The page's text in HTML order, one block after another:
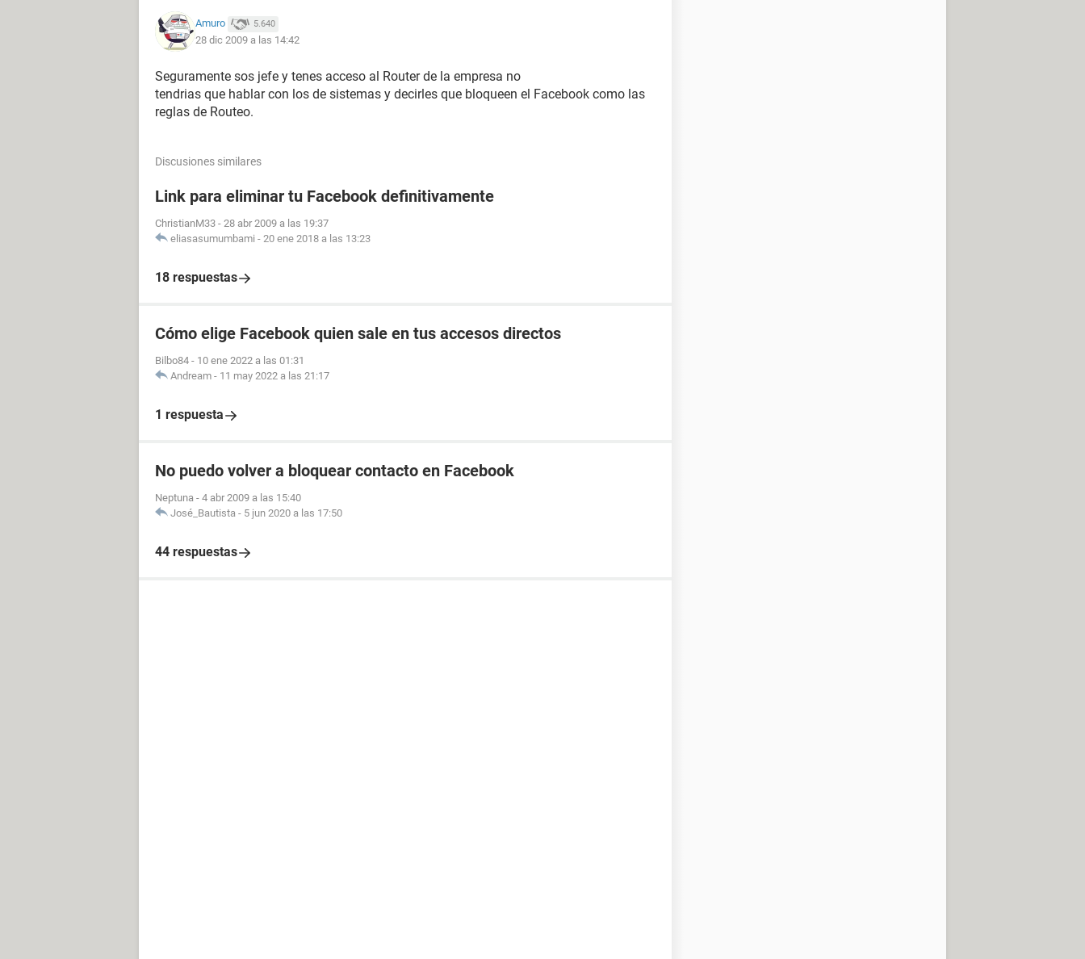
Amuro 5.640
28 dic 2009 a las 14:42
Seguramente sos jefe y tenes acceso al Router de la empresa no
tendrias que hablar con los de sistemas y decirles que bloqueen el Facebook como las
reglas de Routeo.
Discusiones similares
Link para eliminar tu Facebook definitivamente
ChristianM33 - 28 abr 2009 a las 19:37
eliasasumumbami - 20 ene 2018 a las 13:23
18 respuestas
Cómo elige Facebook quien sale en tus accesos directos
Bilbo84 - 10 ene 2022 a las 01:31
Andream - 11 may 2022 a las 21:17
1 respuesta
No puedo volver a bloquear contacto en Facebook
Neptuna - 4 abr 2009 a las 15:40
José_Bautista - 5 jun 2020 a las 17:50
44 respuestas